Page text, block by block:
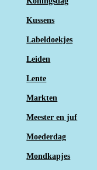
Kussens
Labeldoekjes
Leiden
Lente
Markten
Meester en juf
Moederdag
Mondkapjes